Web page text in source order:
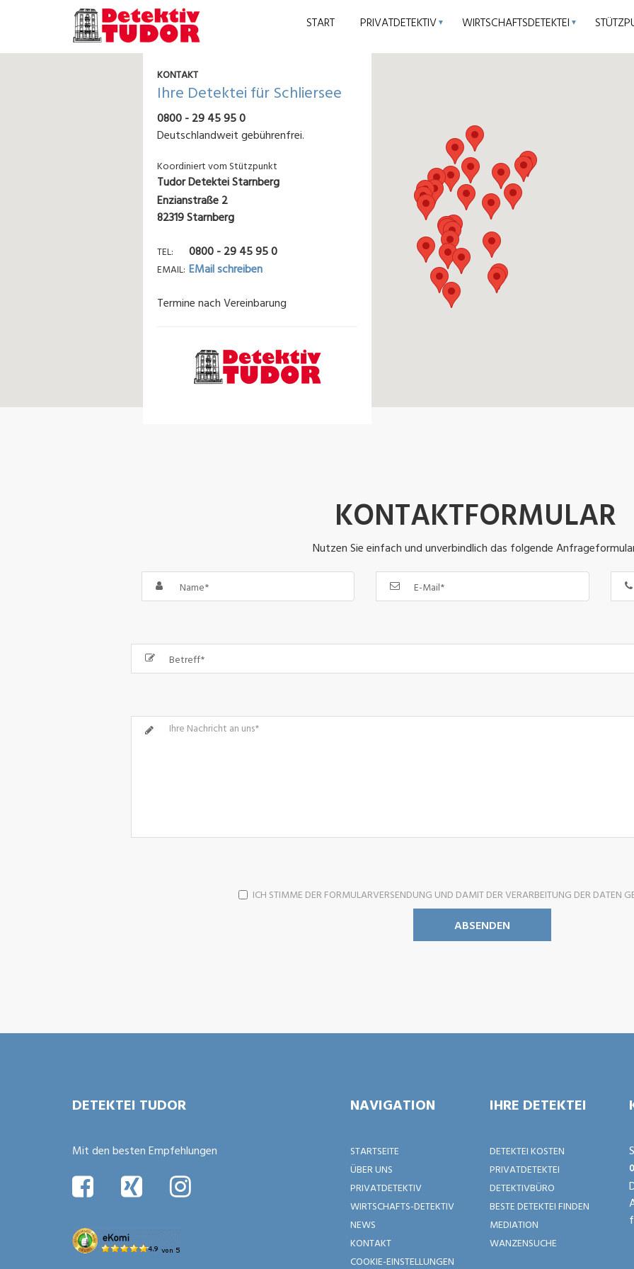
START PRIVATDETEKTIV ▼ WIRTSCHAFTSDETEKTEI ▼
KONTAKT
Ihre Detektei für Schliersee
0800 - 29 45 95 0
Deutschlandweit gebührenfrei.
Koordiniert vom Stützpunkt
Tudor Detektei Starnberg
Enzianstraße 2
82319 Starnberg
TEL 0800 - 29 45 95 0
EMAIL EMail schreiben
Termine nach Vereinbarung
KONTAKTFORMULAR
Nutzen Sie einfach und unverbindlich das folgende
ICH STIMME DER FORMULARVERSENDUNG UND DAMIT DER VERARBEITUNG DER DATEN
ABSENDEN
DETEKTEI TUDOR
Mit den besten Empfehlungen
NAVIGATION
STARTSEITE
ÜBER UNS
PRIVATDETEKTIV
WIRTSCHAFTS-DETEKTIV
NEWS
KONTAKT
COOKIE-EINSTELLUNGEN
IHRE DETEKTEI
DETEKTEI KOSTEN
PRIVATDETEKTEI
DETEKTIVBÜRO
BESTE DETEKTEI FINDEN
MEDIATION
WANZENSUCHE